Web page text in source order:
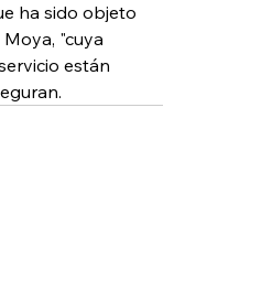
ha sido objeto
"cuya
están